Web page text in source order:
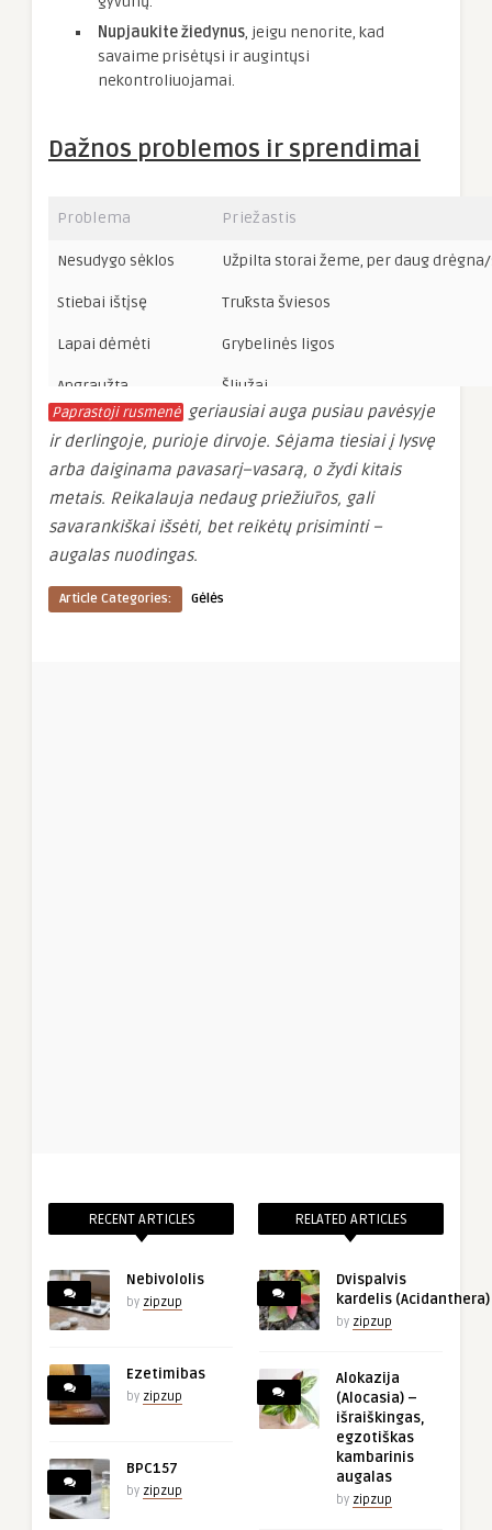
Nupjaukite žiedynus, jeigu nenorite, kad
savaime prisėtųsi ir augintųsi
nekontroliuojamai.
Dažnos problemos ir sprendimai
Problema Priežastis
Nesudygo sėklos Užpilta storai žeme, per daug
Stiebai ištįsę Trūksta šviesos
Lapai dėmėti Grybelinės ligos
Apgraužta Šliužai
Paprastoji rusmenė geriausiai auga pusiau pavėsyje
ir derlingoje, purioje dirvoje. Sėjama tiesiai į lysvę
arba daiginama pavasarį–vasarą, o žydi kitais
metais. Reikalauja nedaug priežiūros, gali
savarankiškai išsėti, bet reikėtų prisiminti –
augalas nuodingas.
Article Categories: Gėlės
RECENT ARTICLES
Nebivololis
by zipzup
Ezetimibas
by zipzup
BPC157
by zipzup
RELATED ARTICLES
Dvispalvis
kardelis (Acidanthera)
by zipzup
Alokazija
(Alocasia) –
išraiškingas,
egzotiškas
kambarinis
augalas
by zipzup